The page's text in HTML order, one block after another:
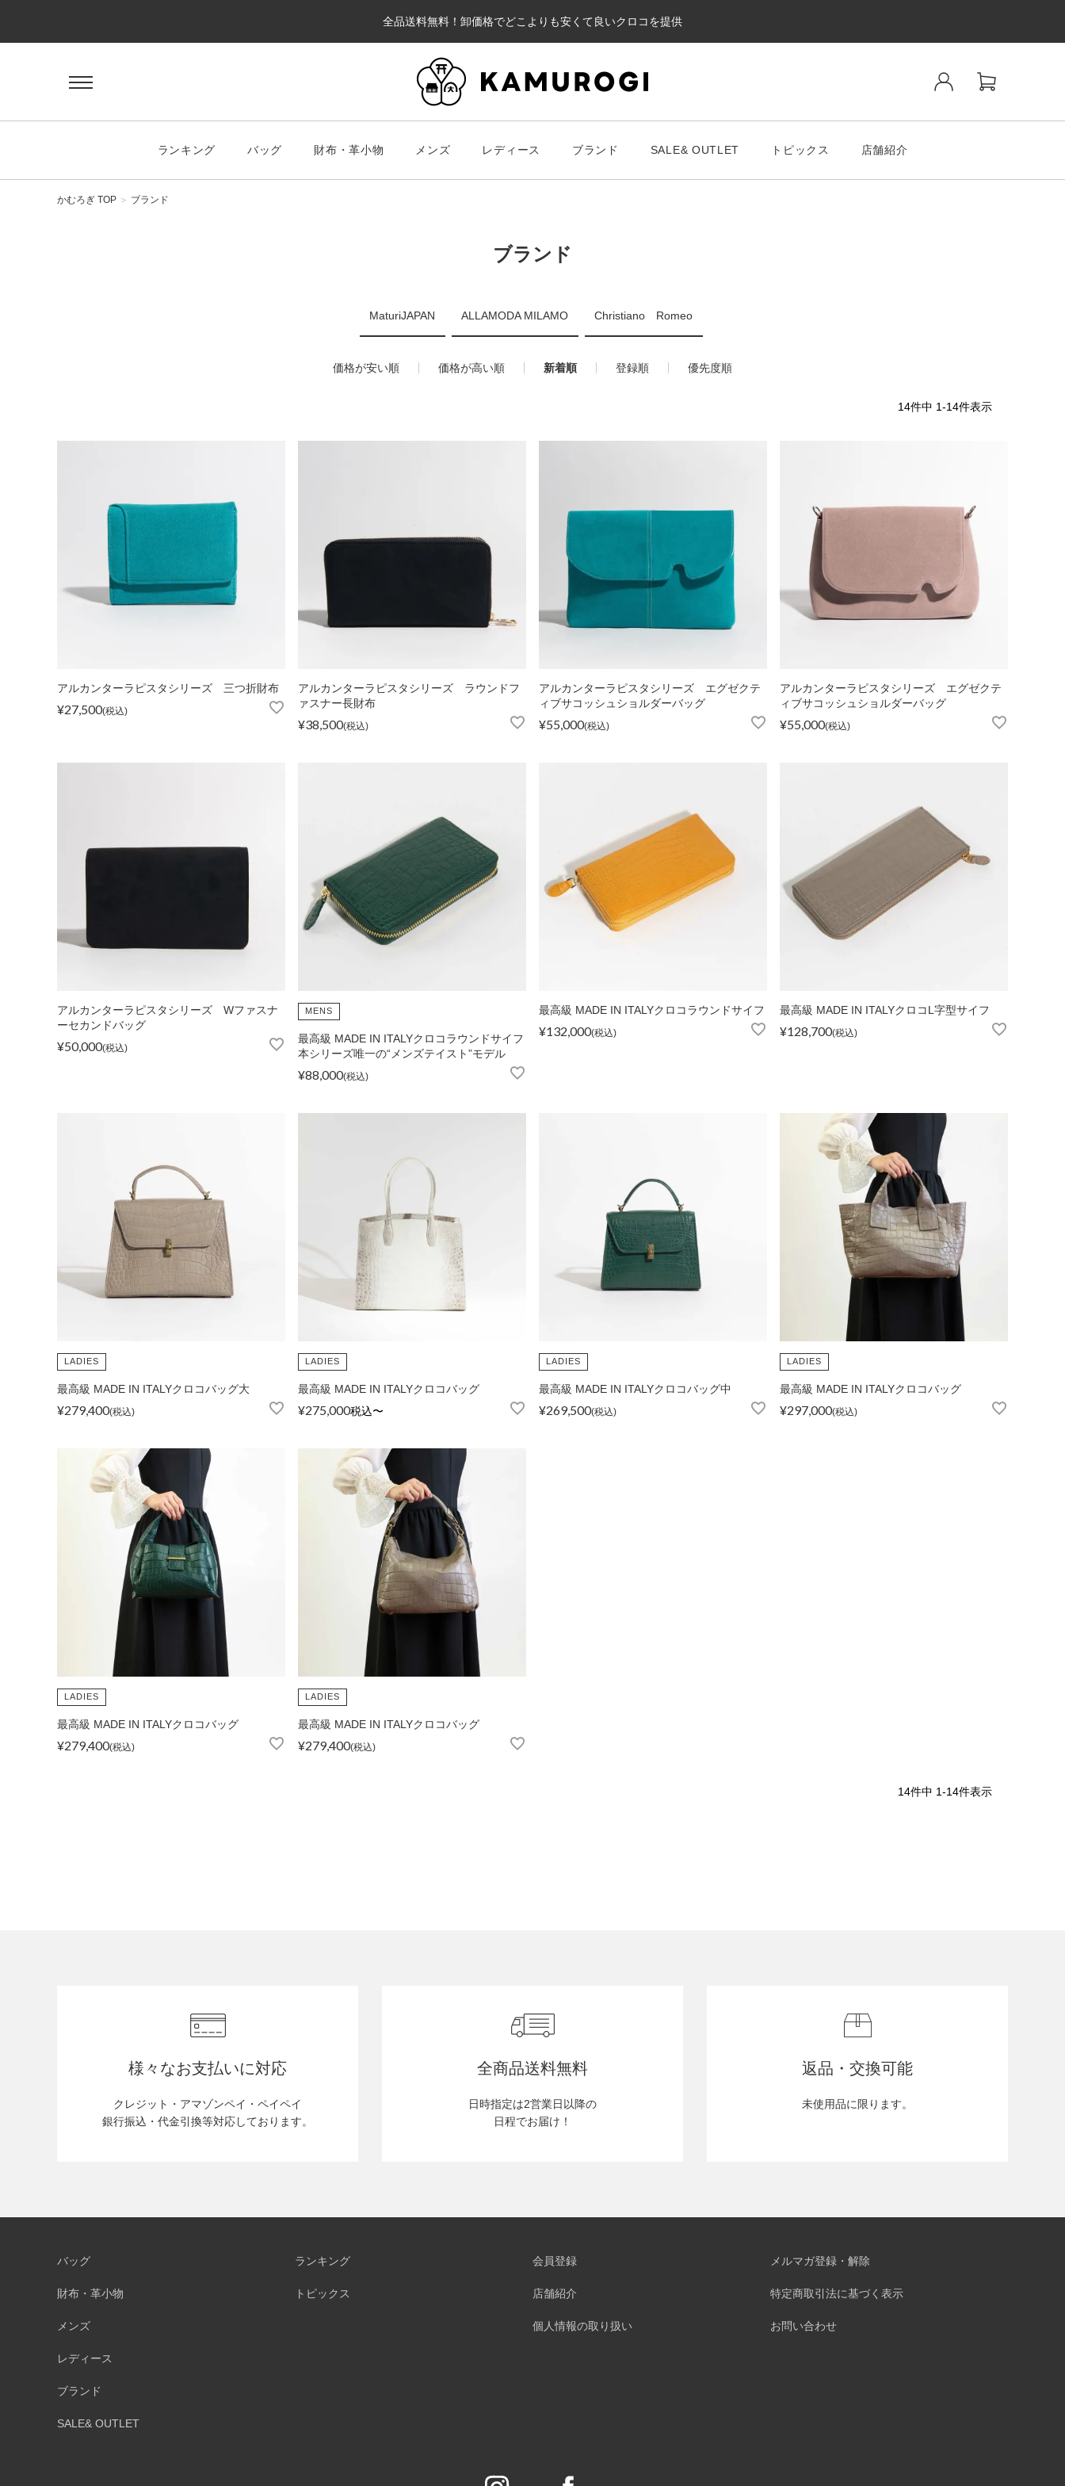
全品送料無料！卸価格でどこよりも安くて良いクロコを提供
ランキング バッグ 財布・革小物 メンズ レディース ブランド SALE& OUTLET トピックス 店舗紹介
KEYWORD
カードケース
MaturiJAPAN
TOPICS
INFORMATION 会員登録 メルマガ登録・解除 店舗紹介 特定商取引法に基づく表示 個人情報の取り扱い お問い合わせ
かむろぎ TOP ブランド
ブランド
MaturiJAPAN ALLAMODA MILAMO Christiano Romeo
価格が安い順 価格が高い順 新着順 登録順 優先度順
14件中 1-14件表示
アルカンターラピスタシリーズ 三つ折財布
¥27,500 税込
アルカンターラピスタシリーズ ラウンドフ
ァスナー長財布
¥38,500 税込
アルカンターラピスタシリーズ エグゼクテ
ィブサコッシュショルダーバッグ
¥55,000 税込
アルカンターラピスタシリーズ エグゼクテ
ィブサコッシュショルダーバッグ
¥55,000 税込
アルカンターラピスタシリーズ Wファスナ
ーセカンドバッグ
¥50,000 税込
MENS
最高級 MADE IN ITALYクロコラウンドサイフ
本シリーズ唯一の“メンズテイスト”モデル
¥88,000 税込
最高級 MADE IN ITALYクロコラウンドサイフ
¥132,000 税込
最高級 MADE IN ITALYクロコL字型サイフ
¥128,700 税込
LADIES
最高級 MADE IN ITALYクロコバッグ大
¥279,400 税込
LADIES
最高級 MADE IN ITALYクロコバッグ
¥275,000税込〜
LADIES
最高級 MADE IN ITALYクロコバッグ中
¥269,500 税込
LADIES
最高級 MADE IN ITALYクロコバッグ
¥297,000 税込
LADIES
最高級 MADE IN ITALYクロコバッグ
¥279,400 税込
LADIES
最高級 MADE IN ITALYクロコバッグ
¥279,400 税込
14件中 1-14件表示
様々なお支払いに対応
クレジット・アマゾンペイ・ペイペイ
銀行振込・代金引換等対応しております。
全商品送料無料
日時指定は2営業日以降の
日程でお届け！
返品・交換可能
未使用品に限ります。
バッグ
財布・革小物
メンズ
レディース
ブランド
SALE& OUTLET
ランキング
トピックス
会員登録 メルマガ登録・解除
店舗紹介 特定商取引法に基づく表示
個人情報の取り扱い お問い合わせ